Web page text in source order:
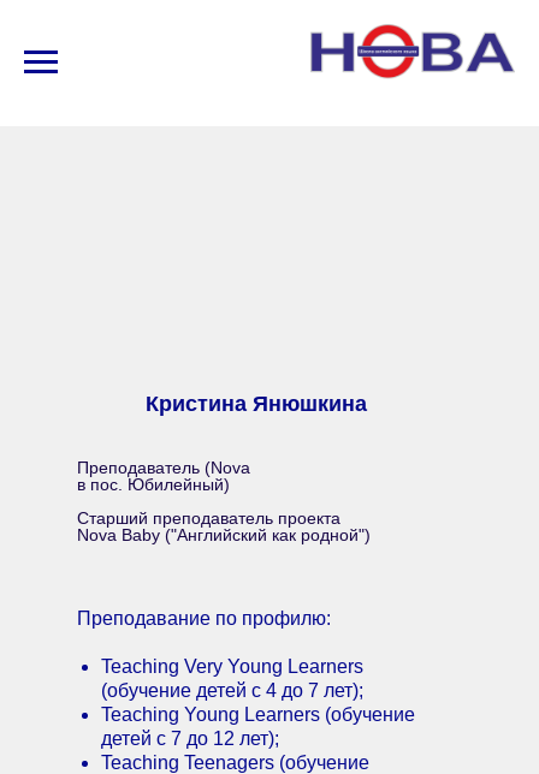
Кристина Янюшкина
Преподаватель (Nova
в пос. Юбилейный)
Преподавание по профилю:
Teaching Very Young Learners
(обучение детей c 4 до 7 лет);
Teaching Young Learners (обучение
детей с 7 до 12 лет);
Teaching Teenagers (обучение
Cтарший преподаватель проекта
Nova Baby ("Английский как родной")